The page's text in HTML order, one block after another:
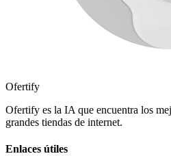
Ofertify
Ofertify es la IA que encuentra los
grandes tiendas de internet.
Enlaces útiles